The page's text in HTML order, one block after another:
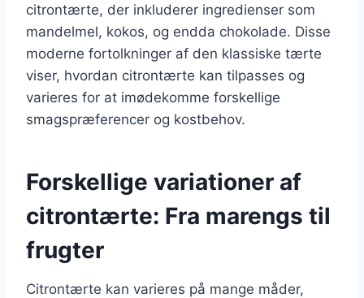
citrontærte, der inkluderer ingredienser som
mandelmel, kokos, og endda chokolade. Disse
moderne fortolkninger af den klassiske tærte
viser, hvordan citrontærte kan tilpasses og
varieres for at imødekomme forskellige
smagspræferencer og kostbehov.
Forskellige variationer af
citrontærte: Fra marengs til
frugter
Citrontærte kan varieres på mange måder,